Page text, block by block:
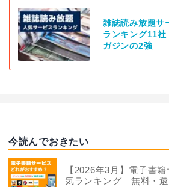
雑誌読み放題サ
ランキング11
ガジンの2強
今読んでおきたい
【2026年3月】電子書
気ランキング｜無料・